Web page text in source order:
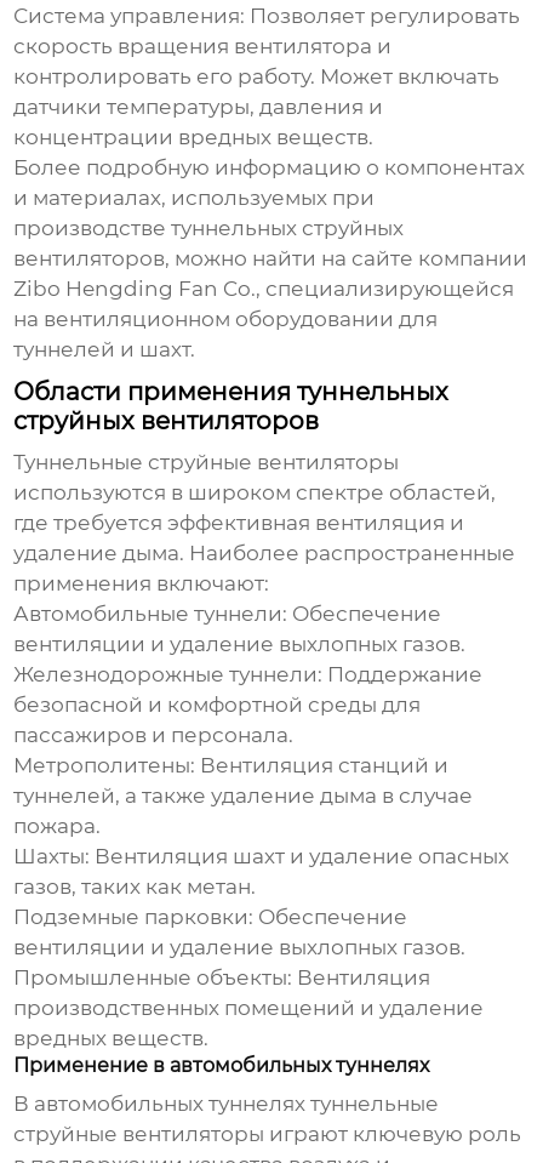
Система управления: Позволяет регулировать
скорость вращения вентилятора и
контролировать его работу. Может включать
датчики температуры, давления и
концентрации вредных веществ.
Более подробную информацию о компонентах
и материалах, используемых при
производстветуннельных струйных
вентиляторов, можно найти на сайте компании
Zibo Hengding Fan Co., специализирующейся
на вентиляционном оборудовании для
туннелей и шахт.
Области применения туннельных
струйных вентиляторов
Туннельные струйные вентиляторы
используются в широком спектре областей,
где требуется эффективная вентиляция и
удаление дыма. Наиболее распространенные
применения включают:
Автомобильные туннели: Обеспечение
вентиляции и удаление выхлопных газов.
Железнодорожные туннели: Поддержание
безопасной и комфортной среды для
пассажиров и персонала.
Метрополитены: Вентиляция станций и
туннелей, а также удаление дыма в случае
пожара.
Шахты: Вентиляция шахт и удаление опасных
газов, таких как метан.
Подземные парковки: Обеспечение
вентиляции и удаление выхлопных газов.
Промышленные объекты: Вентиляция
производственных помещений и удаление
вредных веществ.
Применение в автомобильных туннелях
В автомобильных туннеляхтуннельные
струйные вентиляторы играют ключевую роль